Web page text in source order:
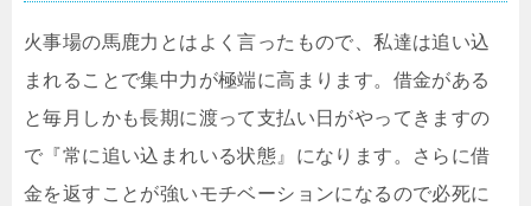
火事場の馬鹿力とはよく言ったもので、私達は追い込
まれることで集中力が極端に高まります。借金がある
と毎月しかも長期に渡って支払い日がやってきますの
で『常に追い込まれいる状態』になります。さらに借
金を返すことが強いモチベーションになるので必死に